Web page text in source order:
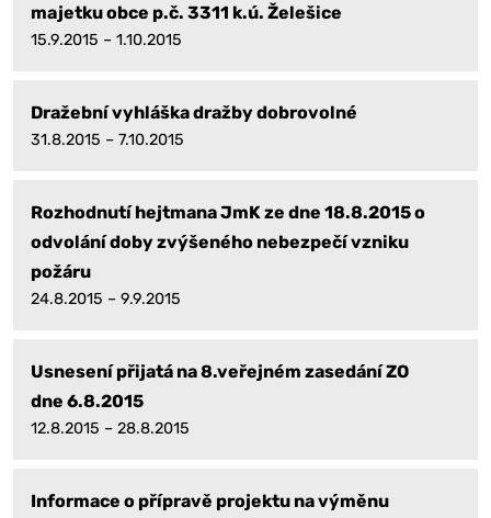
majetku obce p.č. 3311 k.ú. Želešice
15.9.2015 – 1.10.2015
Dražební vyhláška dražby dobrovolné
31.8.2015 – 7.10.2015
Rozhodnutí hejtmana JmK ze dne 18.8.2015 o
odvolání doby zvýšeného nebezpečí vzniku
požáru
24.8.2015 – 9.9.2015
Usnesení přijatá na 8.veřejném zasedání ZO
dne 6.8.2015
12.8.2015 – 28.8.2015
Informace o přípravě projektu na výměnu